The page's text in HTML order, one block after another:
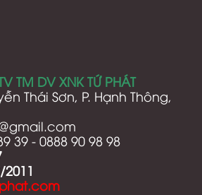
TM DV XNK TỨ PHÁT
Thái Sơn, P. Hạnh Thông,
39 - 0888 90 98 98